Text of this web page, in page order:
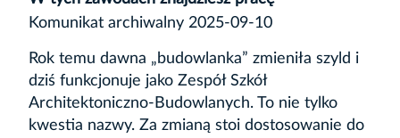
Komunikat archiwalny 2025-09-10
Rok temu dawna „budowlanka” zmieniła szyld i
dziś funkcjonuje jako Zespół Szkół
Architektoniczno-Budowlanych. To nie tylko
kwestia nazwy. Za zmianą stoi dostosowanie do